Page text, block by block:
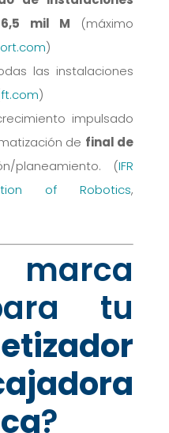
mil M (máximo
)
las instalaciones
ft.com)
impulsado
de final de
planeamiento. (IFR
of Robotics,
tu
?